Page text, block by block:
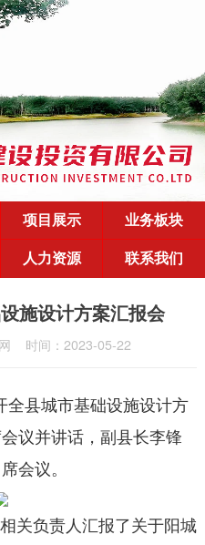
项目展示
业务板块
人力资源 联系我们
施设计方案汇报会
时间：2023-05-22
全县城市基础设施设计方
议并讲话，副县长李锋
会议。
关负责人汇报了关于阳城